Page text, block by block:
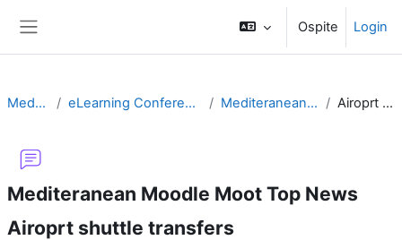
Ospite Login
MedMoot-2013 eLearning Conference: Mediterranean MoodleMoot Mediteranean Moodle Moot Top News Airoprt shuttle transfers
Mediteranean Moodle Moot Top News
Airoprt shuttle transfers